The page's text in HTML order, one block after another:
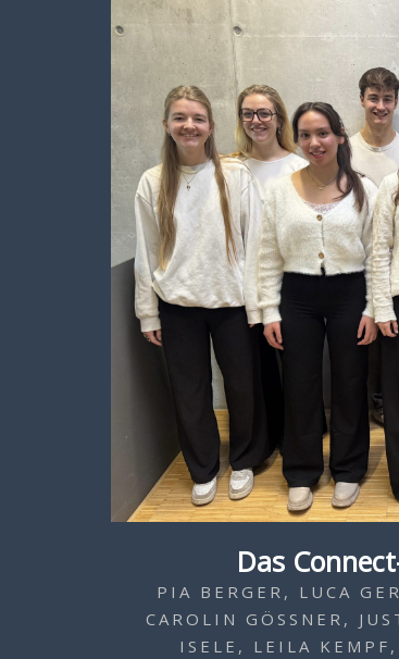
Das
PIA BERGER, LUCA
CAROLIN GÖSSNER,
SELE, LEILA KEMPF,